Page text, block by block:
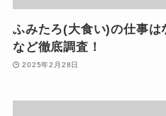
ふみたろ(大食い)の仕事
など徹底調査！
2025年2月28日